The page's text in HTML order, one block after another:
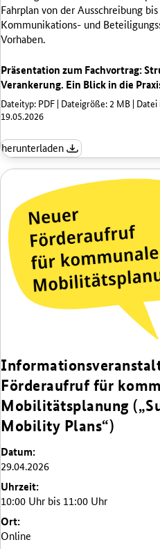
Fahrplan von der Ausschreibung
Kommunikations- und
Vorhaben.
Präsentation zum Fachvortrag:
Verankerung. Ein Blick in die
Dateityp: PDF | Dateigröße: 2 MB |
19.05.2026
herunterladen
Erstellt
im
Auftrag
des
BMV
Förderaufruf für
Mobilitätsplanung
Mobility Plans“)
Datum:
29.04.2026
Uhrzeit:
10:00 Uhr bis 11:00 Uhr
Ort:
Online